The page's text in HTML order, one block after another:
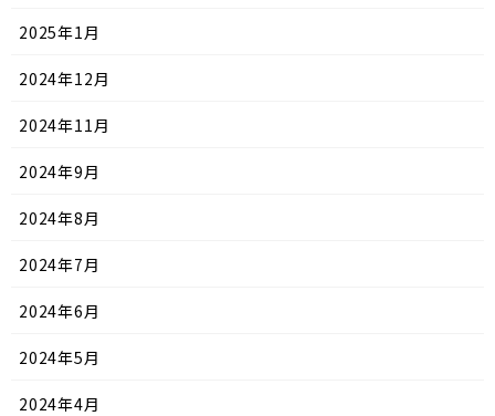
2025年1月
2024年12月
2024年11月
2024年9月
2024年8月
2024年7月
2024年6月
2024年5月
2024年4月